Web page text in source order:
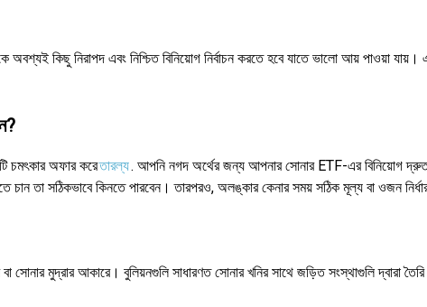
কিছু নিরাপদ এবং নিশ্চিত বিনিয়োগ নির্বাচন করতে হবে যাতে ভালো আয় পাওয়া
চমৎকার অফার করেতারল্য. আপনি নগদ অর্থের জন্য আপনার সোনার ETF-এর বিনিয়োগ
তা সঠিকভাবে কিনতে পারবেন। তারপরও, অলঙ্কার কেনার সময় সঠিক মূল্য বা ওজন
সোনার মুদ্রার আকারে। বুলিয়নগুলি সাধারণত সোনার খনির সাথে জড়িত সংস্থাগুলি দ্বারা